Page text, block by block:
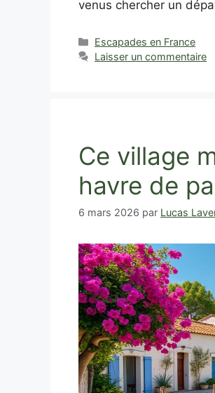
venus chercher un
Catégories
Escapades en France
Laisser un commentaire
Ce village
havre de
6 mars 2026 par Lucas